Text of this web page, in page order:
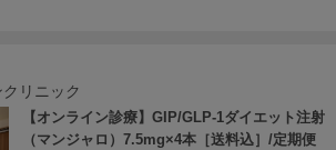
リニック
【オンライン診療】GIP/GLP-1ダイエット注射
（マンジャロ）7.5mg×4本［送料込］/定期便